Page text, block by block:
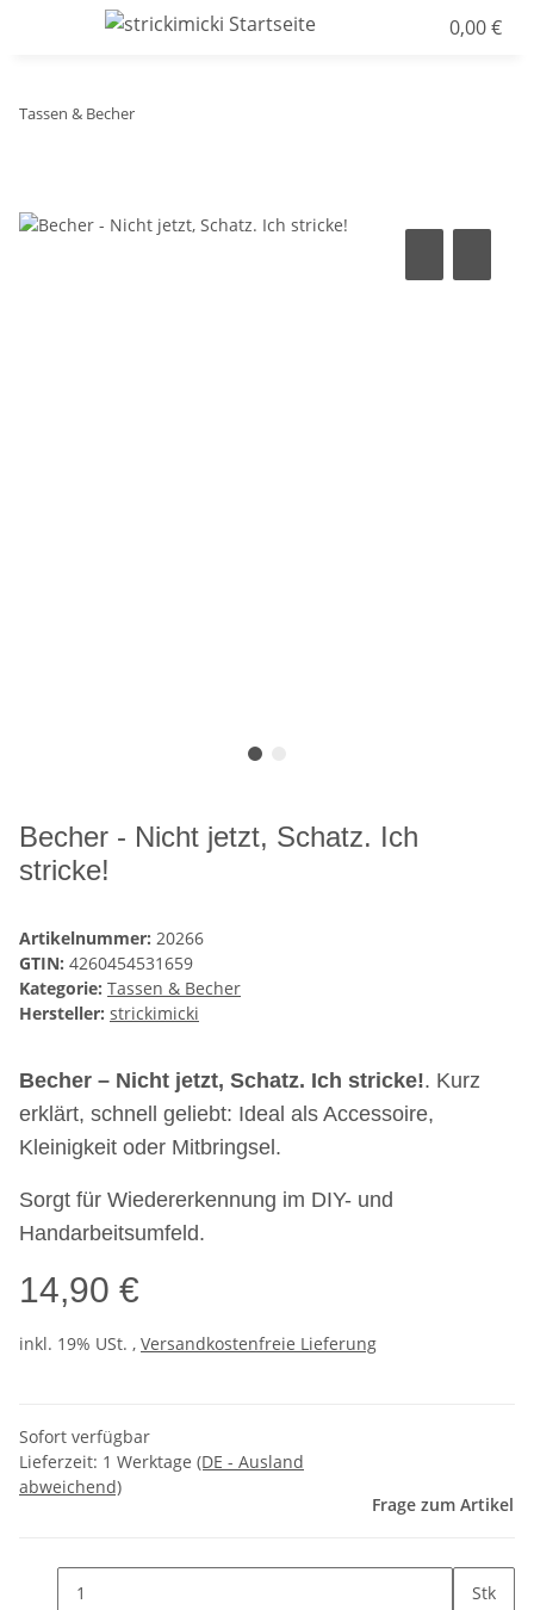
0,00 €
Tassen & Becher
Becher - Nicht jetzt, Schatz. Ich
stricke!
Artikelnummer: 20266
GTIN: 4260454531659
Kategorie: Tassen & Becher
Hersteller: strickimicki
Becher – Nicht jetzt, Schatz. Ich stricke!. Kurz
erklärt, schnell geliebt: Ideal als Accessoire,
Kleinigkeit oder Mitbringsel.
Sorgt für Wiedererkennung im DIY- und
Handarbeitsumfeld.
14,90 €
inkl. 19% USt. , Versandkostenfreie Lieferung
Sofort verfügbar
Lieferzeit: 1 Werktage (DE - Ausland
abweichend)
Frage zum Artikel
Stk